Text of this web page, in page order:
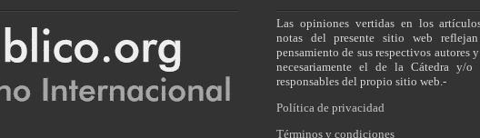
Las opiniones vertidas en los
notas del presente sitio web
pensamiento de sus respectivos autores
necesariamente el de la Cátedra y/o
responsables del propio sitio web.-
Política de privacidad
Términos y condiciones